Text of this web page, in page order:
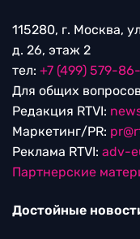
115280, г. Москва,
д. 26, этаж 2
тел: +7 (499) 579-
Для общих
Редакция RTVI:
Маркетинг/PR:
Реклама RTVI: adv-
Партнерские
Достойные